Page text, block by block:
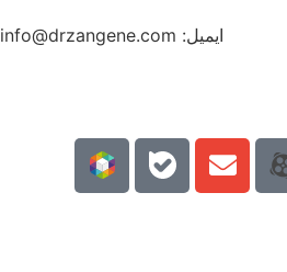
ایمیل: info@drzangene.com